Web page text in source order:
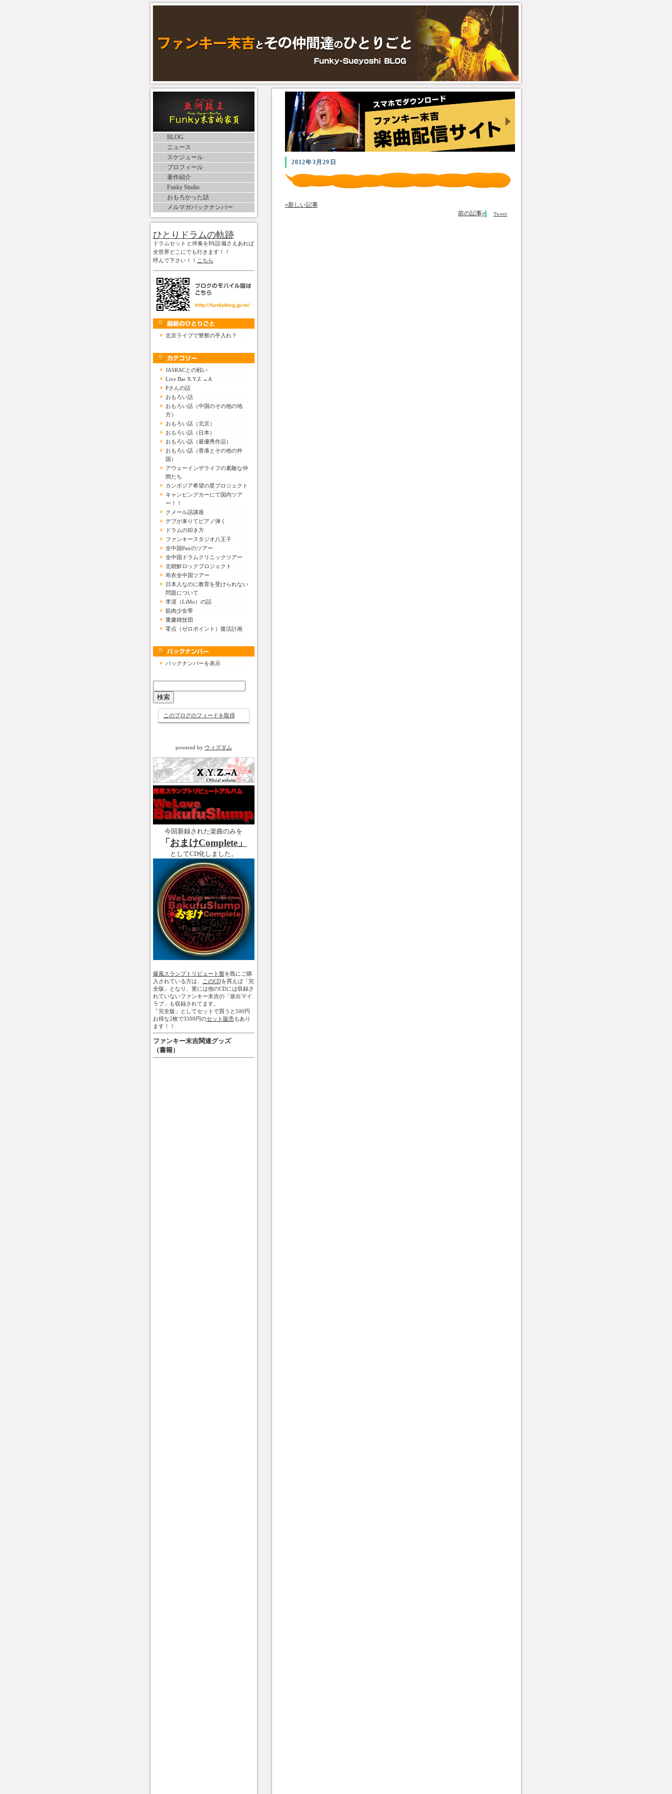
BLOG
ニュース
スケジュール
プロフィール
著作紹介
Funky Studio
おもろかった話
メルマガバックナンバー
ひとりドラムの軌跡
ドラムセットと伴奏をPA設備さえあれば
全世界どこにでも行きます！！
呼んで下さい！！ こちら
北京ライブで警察の手入れ？
JASRACとの戦い
Live Bar X.Y.Z.→A
Pさんの話
おもろい話
おもろい話（中国のその他の地
方）
おもろい話（北京）
おもろい話（日本）
おもろい話（最優秀作品）
おもろい話（香港とその他の外
国）
アウェーインザライフの素敵な仲
間たち
カンボジア希望の星プロジェクト
キャンピングカーにて国内ツア
ー！！
クメール語講座
デブが来りてピアノ弾く
ドラムの叩き方
ファンキースタジオ八王子
全中国Pairのツアー
全中国ドラムクリニックツアー
北朝鮮ロックプロジェクト
布衣全中国ツアー
日本人なのに教育を受けられない
問題について
李漠（LiMo）の話
筋肉少女帯
重慶雑技団
零点（ゼロポイント）復活計画
バックナンバーを表示
このブログのフィードを取得
powered by ウィズダム
今回新録された楽曲のみを
「おまけComplete」
としてCD化しました。
爆風スランプトリビュート盤を既にご購
入されている方は、
このCDを買えば「完
全版」となり、更には他のCDには収録さ
れていないファンキー末吉の「坂出マイ
ラブ」も収録されてます。
「完全版」としてセットで買うと500円
お得な2枚で3500円のセット販売もあり
ます！！
ファンキー末吉関連グッズ
（書籍）
2012年3月29日
Tweet
«新しい記事
前の記事»